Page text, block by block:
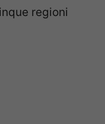
regioni